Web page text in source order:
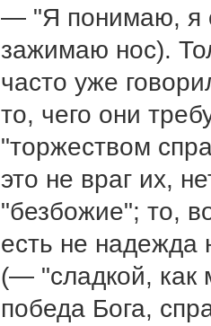
— "Я понимаю, я
зажимаю нос).
часто уже
то, чего они
"торжеством
это не враг их,
"безбожие"; то,
есть не надежда
(— "сладкой, как
победа Бога,